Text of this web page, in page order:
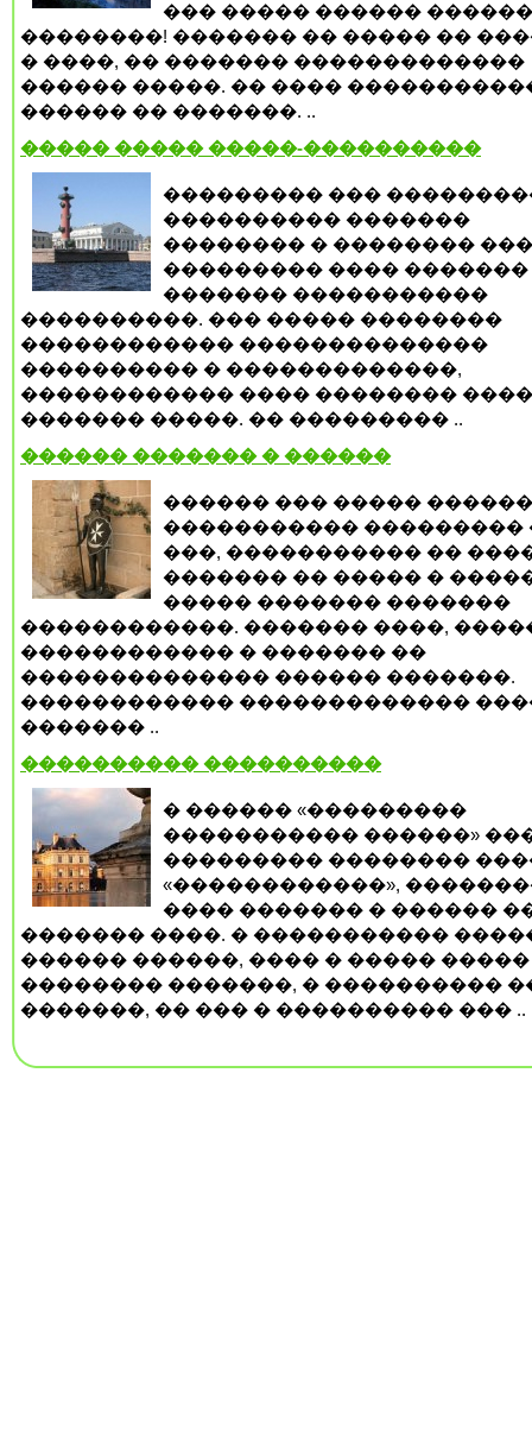
��� ����� ������
��������! ������� �� ����� ��
� ����, �� ������� �������������
������ �����. �� ����
������ �� �������. ..
����� ����� �����-����������
��������� ���
���������� �������
�������� � ��������
��������� ���� �������
������� �����������
����������. ��� ����� ��������
������������ ��������������
���������� � �������������,
������������ ���� ��������
������� �����. �� ��������� ..
������ ������� � ������
������ ��� �����
����������� ���������
���, ����������� ��
������� �� ����� �
����� ������� �������
������������. ������� ����,
������������ � ������� ��
�������������� ������ �������.
������������ �������������
������� ..
���������� ����������
� ������ «���������
����������� ������»
��������� ��������
«������������»,
���� ������� � ������
������� ����. � �����������
������ ������, ���� � ����� �����
�������� �������, � ����������
�������, �� ��� � ���������� ��� ..